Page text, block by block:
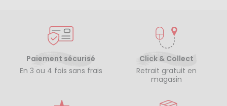
Paiement sécurisé
En 3 ou 4 fois sans frais
Click & Collect
Retrait gratuit en
magasin